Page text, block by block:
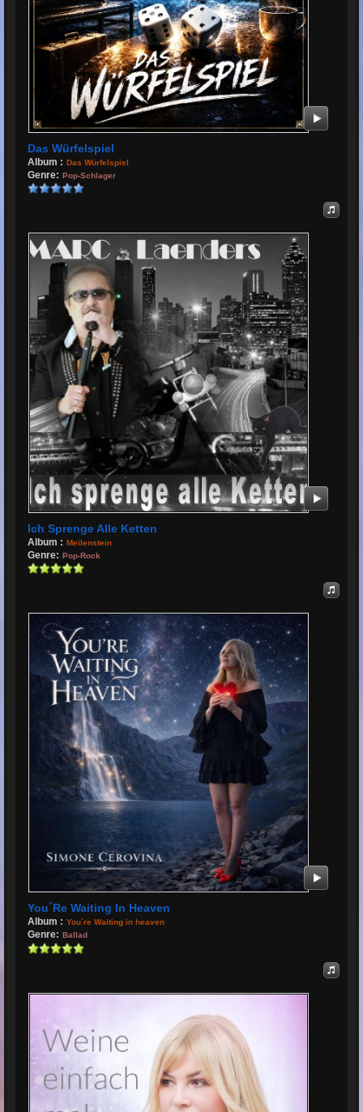
Das Würfelspiel
Album : Das Würfelspiel
Genre: Pop-Schlager
Ich Sprenge Alle Ketten
Album : Meilenstein
Genre: Pop-Rock
You´re Waiting In Heaven
Album : You`re Waiting in heaven
Genre: Ballad